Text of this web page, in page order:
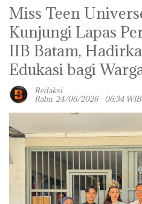
Miss Teen
Kunjungi Lapas
IIB Batam,
Edukasi bagi
Redaksi
Rabu, 24/06/2026 - 06:34 WIB